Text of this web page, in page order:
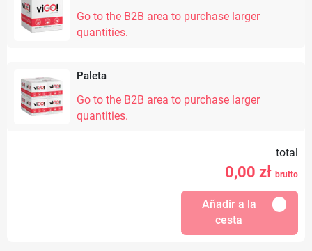
Go to the B2B area to purchase larger
quantities.
Paleta
Go to the B2B area to purchase larger
quantities.
total
0,00 zł brutto
Añadir a la
cesta